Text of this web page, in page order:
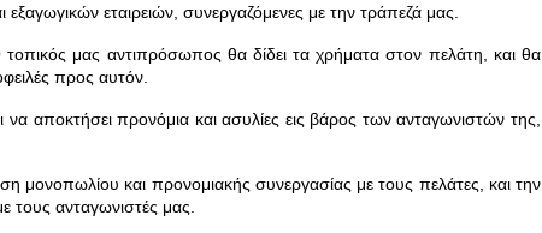
εταιρειών, συνεργαζόμενες με την τράπεζά μας.
μας αντιπρόσωπος θα δίδει τα χρήματα στον πελάτη, και θα
προς αυτόν.
αποκτήσει προνόμια και ασυλίες εις βάρος των ανταγωνιστών της,
μονοπωλίου και προνομιακής συνεργασίας με τους πελάτες, και την
ανταγωνιστές μας.